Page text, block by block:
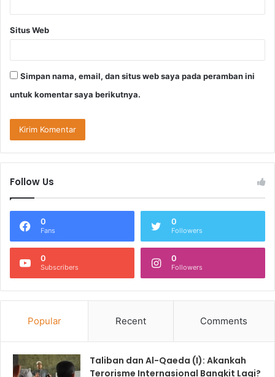
Situs Web
Simpan nama, email, dan situs web saya pada peramban ini
untuk komentar saya berikutnya.
Follow Us
0
Fans
0
Followers
0
Subscribers
0
Followers
Popular Recent Comments
Taliban dan Al-Qaeda (I): Akankah
Terorisme Internasional Bangkit Lagi?